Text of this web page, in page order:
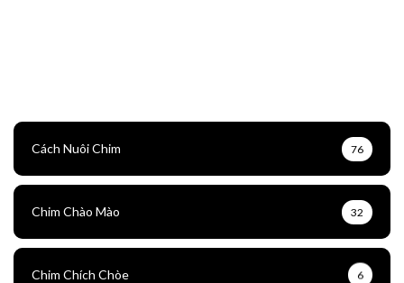
Cách Nuôi Chim 76
Chim Chào Mào 32
Chim Chích Chòe 6